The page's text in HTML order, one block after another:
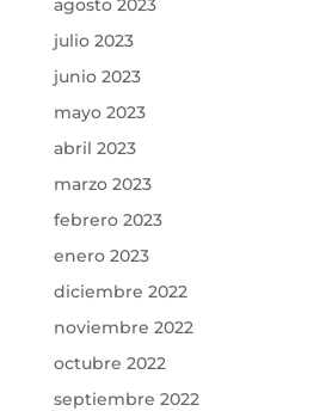
agosto 2023
julio 2023
junio 2023
mayo 2023
abril 2023
marzo 2023
febrero 2023
enero 2023
diciembre 2022
noviembre 2022
octubre 2022
septiembre 2022